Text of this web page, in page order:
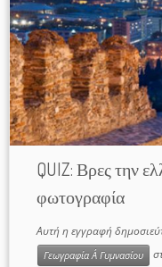
QUIZ: Βρες την
φωτογραφία
Αυτή η εγγραφή
Γεωγραφία Α΄ Γυμνασίου